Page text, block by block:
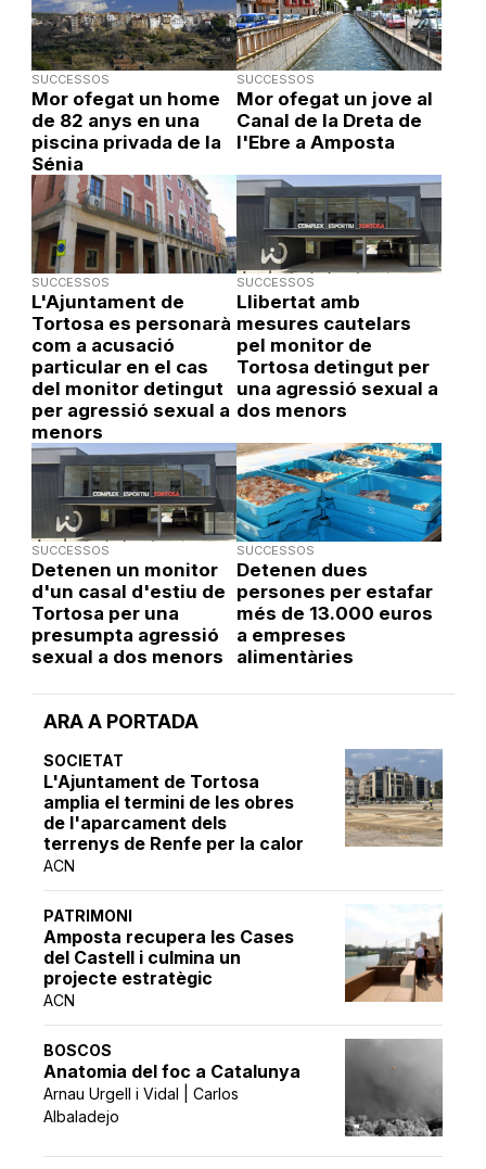
ARA A PORTADA
SOCIETAT
L'Ajuntament de Tortosa
amplia el termini de les obres
de l'aparcament dels
terrenys de Renfe per la calor
ACN
PATRIMONI
Amposta recupera les Cases
del Castell i culmina un
projecte estratègic
ACN
BOSCOS
Anatomia del foc a Catalunya
Arnau Urgell i Vidal | Carlos
Albaladejo
SUCCESSOS
Mor ofegat un home
de 82 anys en una
piscina privada de la
Sénia
SUCCESSOS
Mor ofegat un jove al
Canal de la Dreta de
l'Ebre a Amposta
SUCCESSOS
L'Ajuntament de
Tortosa es personarà
com a acusació
particular en el cas
del monitor detingut
per agressió sexual a
menors
SUCCESSOS
Llibertat amb
mesures cautelars
pel monitor de
Tortosa detingut per
una agressió sexual a
dos menors
SUCCESSOS
Detenen un monitor
d'un casal d'estiu de
Tortosa per una
presumpta agressió
sexual a dos menors
SUCCESSOS
Detenen dues
persones per estafar
més de 13.000 euros
a empreses
alimentàries